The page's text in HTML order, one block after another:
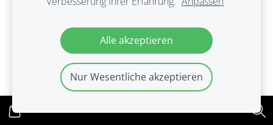
pusgarām
piedurknēm.134.izm.
Velveta auduma svārki
ar mežģīni. 68-146 izm.
Ausverkauft
Alle akzeptieren
Nur Wesentliche akzeptieren